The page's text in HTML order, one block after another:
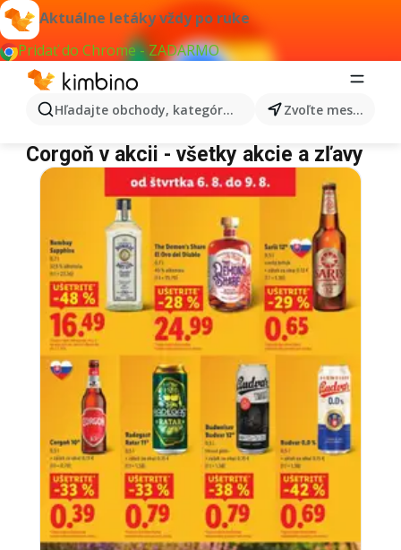
Aktuálne letáky vždy po ruke
Pridať do Chrome - ZADARMO
Hľadajte obchody, kategórie, produkty... Zvoľte mesto
Corgoň
Corgoň v akcii - všetky akcie a zľavy